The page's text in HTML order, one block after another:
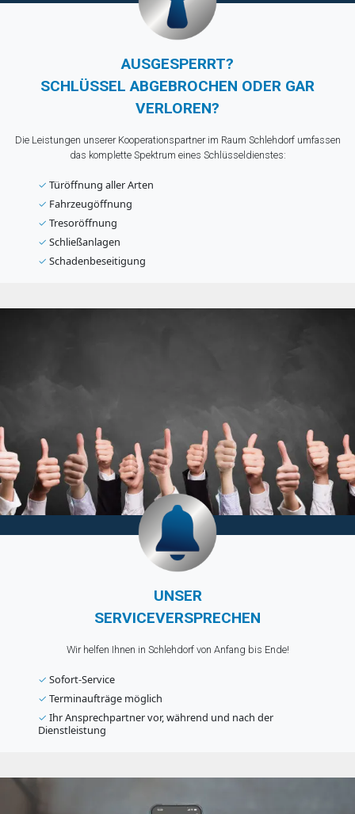
AUSGESPERRT?
SCHLÜSSEL ABGEBROCHEN ODER GAR
VERLOREN?
Die Leistungen unserer Kooperationspartner im Raum Schlehdorf umfassen
das komplette Spektrum eines Schlüsseldienstes:
✓ Türöffnung aller Arten
✓ Fahrzeugöffnung
✓ Tresoröffnung
✓ Schließanlagen
✓ Schadenbeseitigung
UNSER
SERVICEVERSPRECHEN
Wir helfen Ihnen in Schlehdorf von Anfang bis Ende!
✓ Sofort-Service
✓ Terminaufträge möglich
✓ Ihr Ansprechpartner vor, während und nach der
Dienstleistung